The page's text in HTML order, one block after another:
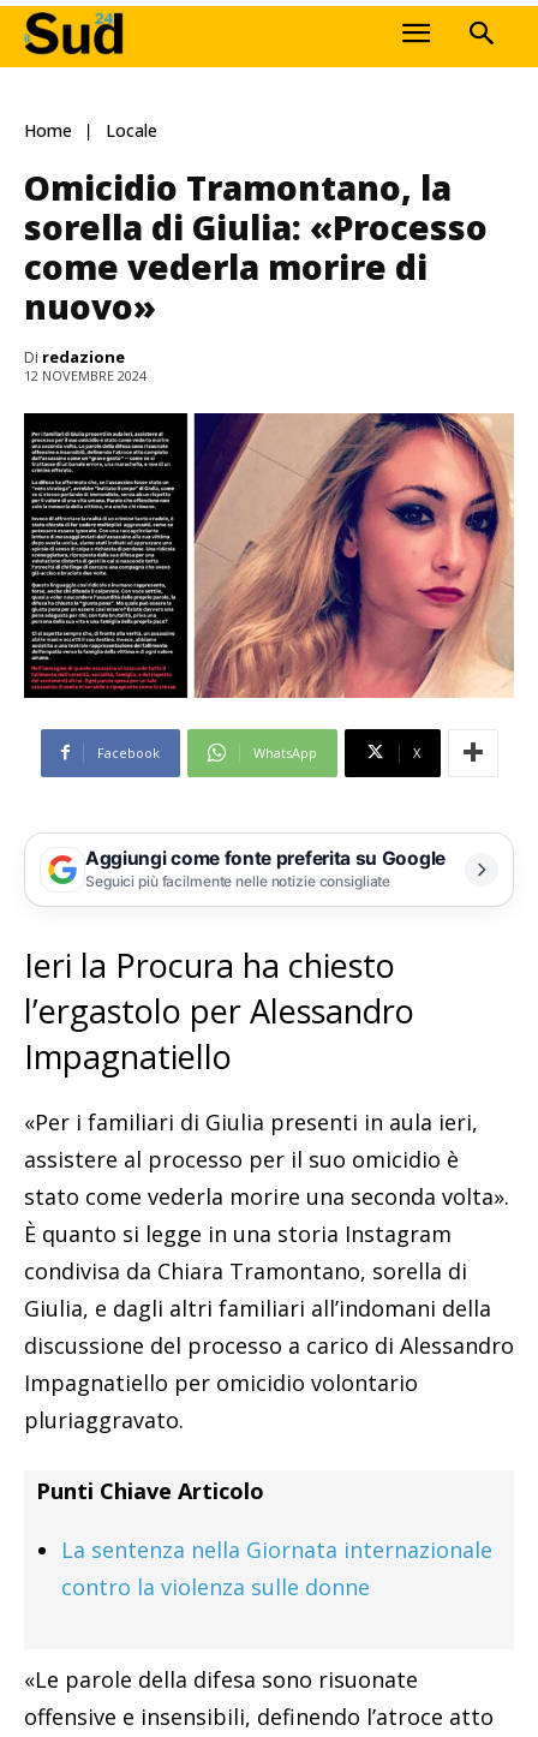
Home Locale
Omicidio Tramontano, la
sorella di Giulia: «Processo
come vederla morire di
nuovo»
Di redazione
12 NOVEMBRE 2024
Facebook WhatsApp X
Aggiungi come fonte preferita su Google
Seguici più facilmente nelle notizie consigliate
Ieri la Procura ha chiesto
l’ergastolo per Alessandro
Impagnatiello
«Per i familiari di Giulia presenti in aula ieri,
assistere al processo per il suo omicidio è
stato come vederla morire una seconda volta».
È quanto si legge in una storia Instagram
condivisa da Chiara Tramontano, sorella di
Giulia, e dagli altri familiari all’indomani della
discussione del processo a carico di Alessandro
Impagnatiello per omicidio volontario
pluriaggravato.
Punti Chiave Articolo
La sentenza nella Giornata internazionale
contro la violenza sulle donne
«Le parole della difesa sono risuonate
offensive e insensibili, definendo l’atroce atto